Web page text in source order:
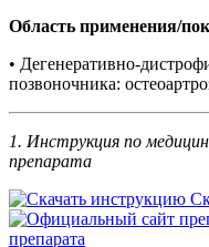
Область применения/
• Дегенеративно-
позвоночника:
1. Инструкция по
препарата
препарата